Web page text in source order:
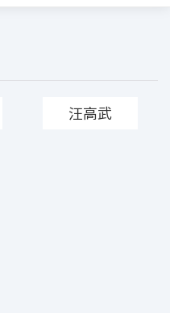
汪高武